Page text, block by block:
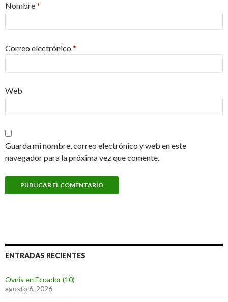
Nombre*
Correo electrónico *
Web
Guarda mi nombre, correo electrónico y web en este
navegador para la próxima vez que comente.
ENTRADAS RECIENTES
Ovnis en Ecuador (10)
agosto 6, 2026